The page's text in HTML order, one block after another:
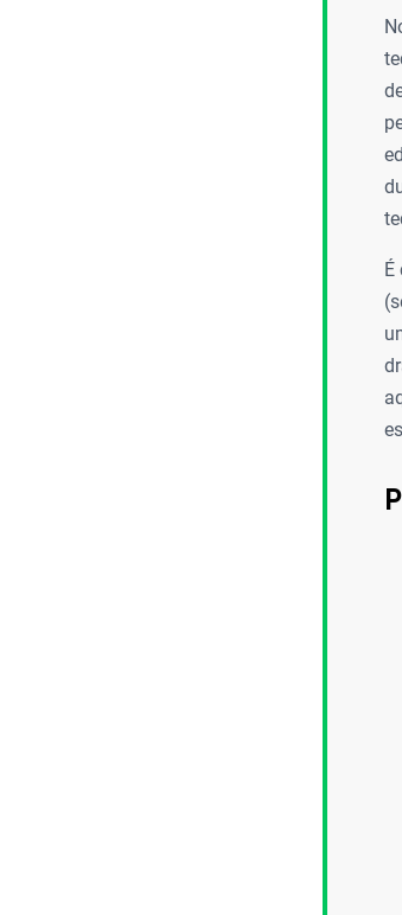
É